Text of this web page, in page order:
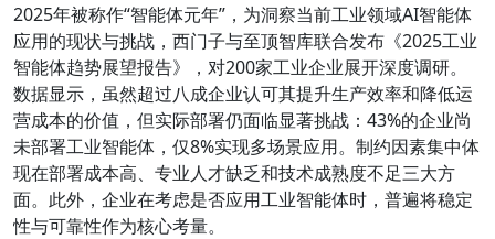
2025年被称作“智能体元年”，为洞察当前工业领域AI智能体
应用的现状与挑战，西门子与至顶智库联合发布《2025工业
智能体趋势展望报告》，对200家工业企业展开深度调研。
数据显示，虽然超过八成企业认可其提升生产效率和降低运
营成本的价值，但实际部署仍面临显著挑战：43%的企业尚
未部署工业智能体，仅8%实现多场景应用。制约因素集中体
现在部署成本高、专业人才缺乏和技术成熟度不足三大方
面。此外，企业在考虑是否应用工业智能体时，普遍将稳定
性与可靠性作为核心考量。